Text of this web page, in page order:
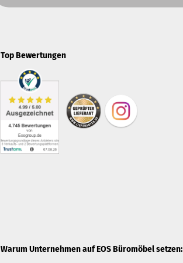
Top Bewertungen
Warum Unternehmen auf EOS Büromöbel setzen: